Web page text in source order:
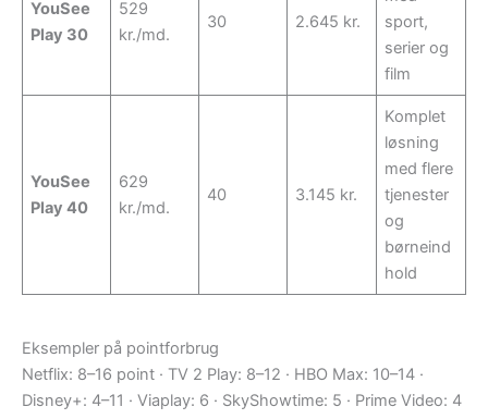
YouSee
Play 30
529
kr./md.
30 2.645 kr.
sport,
serier og
film
YouSee
Play 40
629
kr./md.
40 3.145 kr.
Komplet
løsning
med flere
tjenester
og
børneind
hold
Eksempler på pointforbrug
Netflix: 8–16 point · TV 2 Play: 8–12 · HBO Max: 10–14 ·
Disney+: 4–11 · Viaplay: 6 · SkyShowtime: 5 · Prime Video: 4